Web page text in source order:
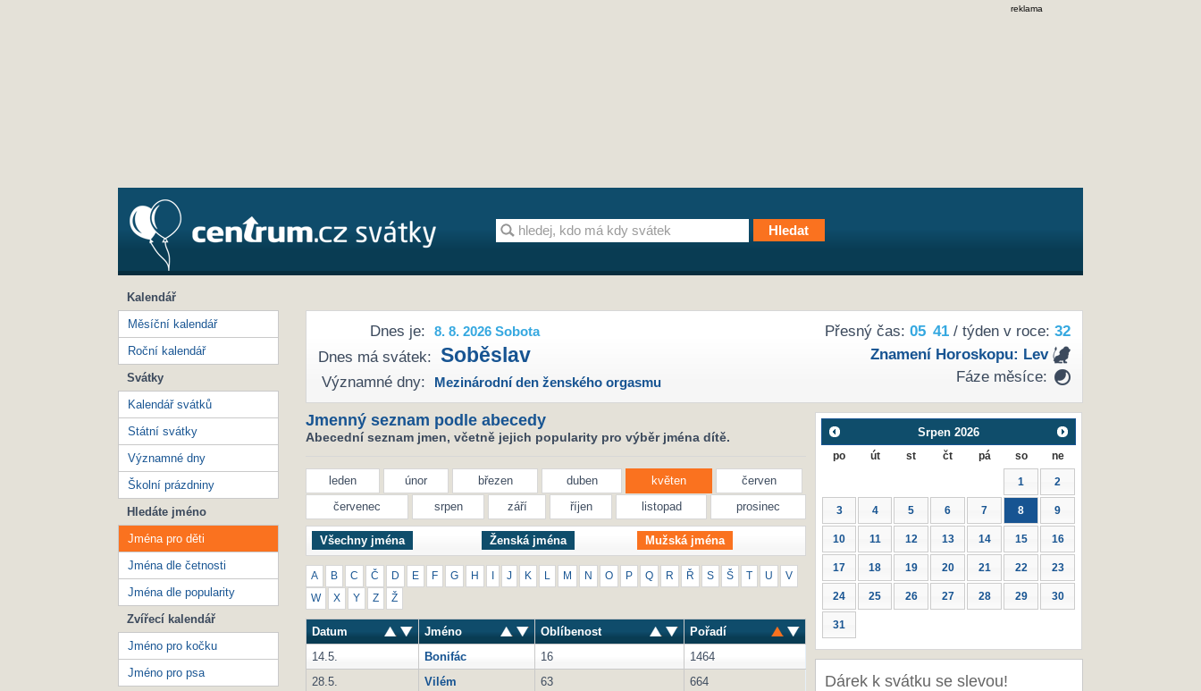
reklama
Přesný čas: 05 41/ týden v roce: 32
Znamení Horoskopu: Lev
Fáze měsíce:
Dnes je: 8. 8. 2026 Sobota
Dnes má svátek: Soběslav
Významné dny: Mezinárodní den ženského orgasmu
Jmenný seznam podle abecedy
Abecední seznam jmen, včetně jejich popularity pro výběr jména dítě.
leden únor březen duben květen
červen
červenec
srpen září říjen listopad prosinec
Všechny jména Ženská jména Mužská jména
A B C Č D E F G H J K M N O P Q R Ř S Š T U V
W X Y Z Ž
Datum Jméno Oblíbenost
Pořadí
14.5.
Bonifác 16
1464
28.5.
Vilém 63
664
Srpen 2026
po út st čt pá so ne
1 2
3 4 5 6 7 8 9
10 11 12 13 14 15 16
17 18 19 20 21 22 23
24 25 26 27 28 29 30
31
Dárek k svátku se slevou!
Kalendář
Měsíční kalendář
Roční kalendář
Svátky
Kalendář svátků
Státní svátky
Významné dny
Školní prázdniny
Hledáte jméno
Jména pro děti
Jména dle četnosti
Jména dle popularity
Zvířecí kalendář
Jméno pro kočku
Jméno pro psa